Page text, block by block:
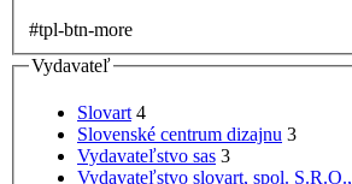
#tpl-btn-more
Vydavateľ
Slovart 4
Slovenské centrum dizajnu 3
Vydavateľstvo sas 3
Vydavateľstvo slovart, spol. S.R.O.,